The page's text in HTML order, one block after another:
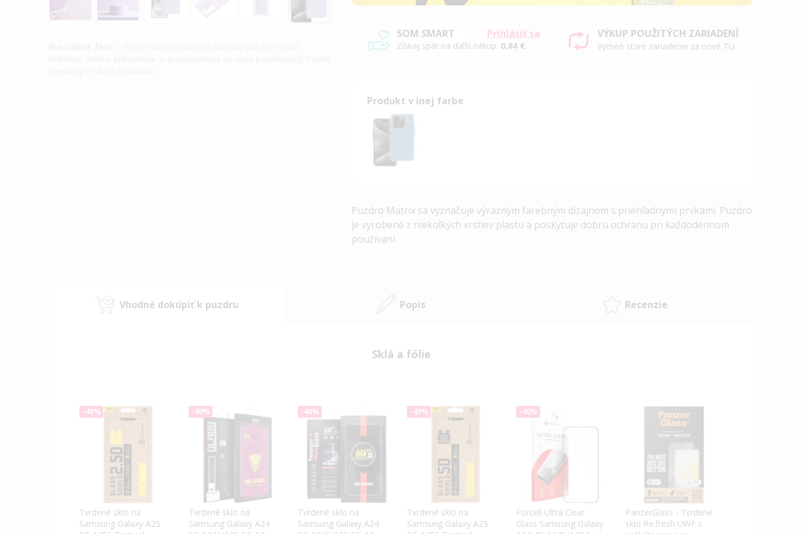
Prihlásiť sa
SOM SMART
Získaj späť na ďalší nákup: 0,84 €
VÝKUP POUŽITÝCH ZARIADENÍ
Vymeň staré zariadenie za nové TU.
Produkt v inej farbe
Puzdro Matrix sa vyznačuje výrazným farebným dizajnom s priehľadnými prvkami. Puzdro
je vyrobené z niekoľkých vrstiev plastu a poskytuje dobrú ochranu pri každodennom
používaní.
Vhodné dokúpiť k puzdru Popis Recenzie
Sklá a fólie
-40%
Tvrdené sklo na
Samsung Galaxy A25
-40%
Tvrdené sklo na
Samsung Galaxy A24
-40%
Tvrdené sklo na
Samsung Galaxy A24
-40%
Tvrdené sklo na
Samsung Galaxy A25
-40%
Forcell Ultra Clear
Glass Samsung Galaxy
PanzerGlass - Tvrdené
sklo Re:fresh UWF s